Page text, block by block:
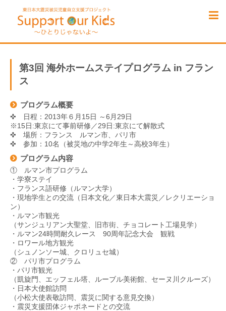
第3回 海外ホームステイプログラム in フラン
ス
プログラム概要
✜ 日程：2013年６月15日 ～6月29日
※15日:東京にて事前研修／29日:東京にて解散式
✜ 場所：フランス ルマン市、パリ市
✜ 参加：10名（被災地の中学2年生～高校3年生）
プログラム内容
① ルマン市プログラム
・学寮ステイ
・フランス語研修（ルマン大学）
・現地学生との交流（日本文化／東日本大震災／レクリエーショ
ン）
・ルマン市観光
（サンジュリアン大聖堂、旧市街、チョコレート工場見学）
・ルマン24時間耐久レース 90周年記念大会 観戦
・ロワール地方観光
（シュノンソー城、クロリュセ城）
② パリ市プログラム
・パリ市観光
（凱旋門、エッフェル塔、ルーブル美術館、セーヌ川クルーズ）
・日本大使館訪問
（小松大使表敬訪問、震災に関する意見交換）
・震災支援団体ジャポネードとの交流